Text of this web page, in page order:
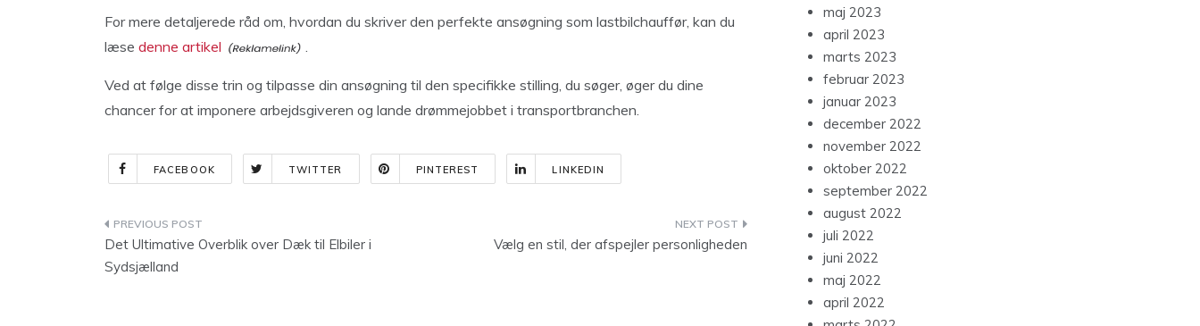
For mere detaljerede råd om, hvordan du skriver den perfekte ansøgning som lastbilchauffør, kan du
læse denne artikel .
Ved at følge disse trin og tilpasse din ansøgning til den specifikke stilling, du søger, øger du dine
chancer for at imponere arbejdsgiveren og lande drømmejobbet i transportbranchen.
FACEBOOK TWITTER PINTEREST LINKEDIN
Indlægsnavigation
Det Ultimative Overblik over Dæk til Elbiler i
Sydsjælland
Vælg en stil, der afspejler personligheden
maj 2023
april 2023
marts 2023
februar 2023
januar 2023
december 2022
november 2022
oktober 2022
september 2022
august 2022
juli 2022
juni 2022
maj 2022
april 2022